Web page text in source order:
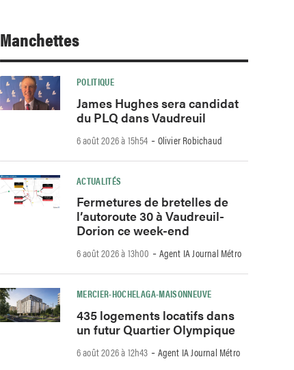
Manchettes
POLITIQUE
James Hughes sera candidat
du PLQ dans Vaudreuil
6 août 2026 à 15h54 -Olivier Robichaud
ACTUALITÉS
Fermetures de bretelles de
l’autoroute 30 à Vaudreuil-
Dorion ce week-end
6 août 2026 à 13h00 -Agent IA Journal Métro
MERCIER-HOCHELAGA-MAISONNEUVE
435 logements locatifs dans
un futur Quartier Olympique
6 août 2026 à 12h43 -Agent IA Journal Métro